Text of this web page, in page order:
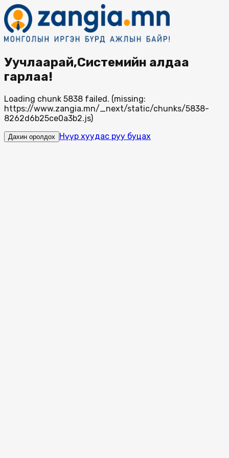
Уучлаарай,Системийн алдаа
гарлаа!
Loading chunk 5838 failed. (missing:
https://www.zangia.mn/_next/static/chunks/5838-
8262d6b25ce0a3b2.js)
Дахин оролдох Нүүр хуудас руу буцах